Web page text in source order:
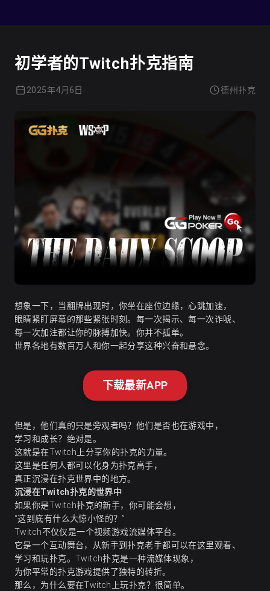
初学者的Twitch扑克指南
2025年4月6日 德州扑克
想象一下，当翻牌出现时，你坐在座位边缘，心跳加速，
眼睛紧盯屏幕的那些紧张时刻。每一次揭示、每一次诈唬、
每一次加注都让你的脉搏加快。你并不孤单。
世界各地有数百万人和你一起分享这种兴奋和悬念。
下载最新APP
但是，他们真的只是旁观者吗？他们是否也在游戏中，
学习和成长？绝对是。
这就是在Twitch上分享你的扑克的力量。
这里是任何人都可以化身为扑克高手，
真正沉浸在扑克世界中的地方。
沉浸在Twitch扑克的世界中
如果你是Twitch扑克的新手，你可能会想，
“这到底有什么大惊小怪的？”
Twitch不仅仅是一个视频游戏流媒体平台。
它是一个互动舞台，从新手到扑克老手都可以在这里观看、
学习和玩扑克。Twitch扑克是一种流媒体现象，
为你平常的扑克游戏提供了独特的转折。
那么，为什么要在Twitch上玩扑克？很简单。